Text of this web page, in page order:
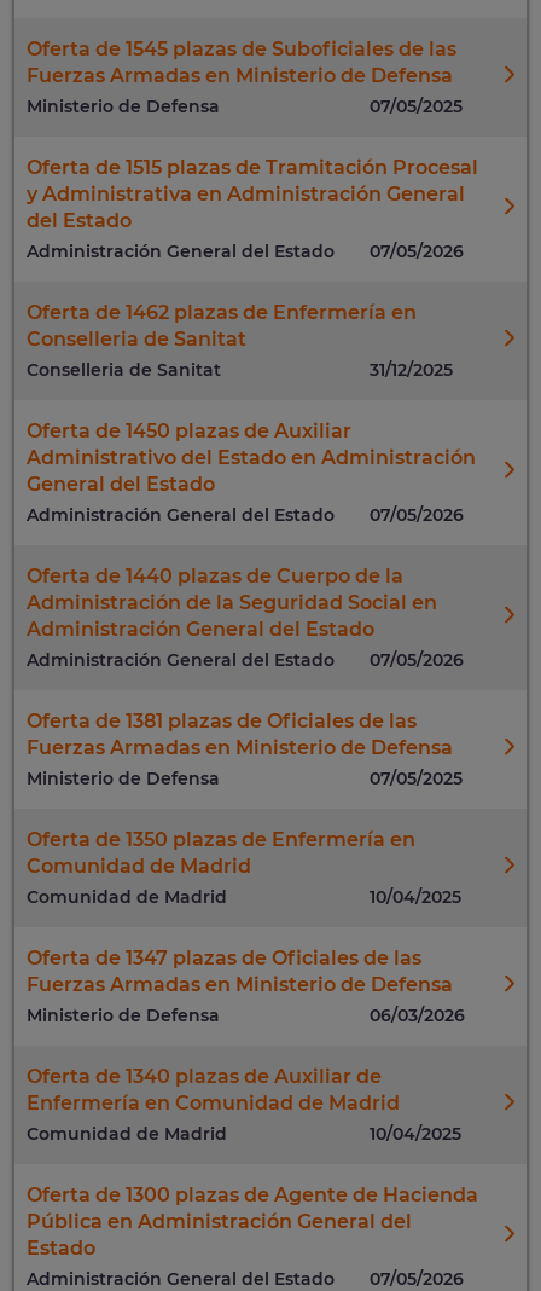
Oferta de 1545 plazas de Suboficiales de las
Fuerzas Armadas en Ministerio de Defensa
Ministerio de Defensa 07/05/2025
Oferta de 1515 plazas de Tramitación Procesal
y Administrativa en Administración General
del Estado
Administración General del Estado 07/05/2026
Oferta de 1462 plazas de Enfermería en
Conselleria de Sanitat
Conselleria de Sanitat 31/12/2025
Oferta de 1450 plazas de Auxiliar
Administrativo del Estado en Administración
General del Estado
Administración General del Estado 07/05/2026
Oferta de 1440 plazas de Cuerpo de la
Administración de la Seguridad Social en
Administración General del Estado
Administración General del Estado 07/05/2026
Oferta de 1381 plazas de Oficiales de las
Fuerzas Armadas en Ministerio de Defensa
Ministerio de Defensa 07/05/2025
Oferta de 1350 plazas de Enfermería en
Comunidad de Madrid
Comunidad de Madrid 10/04/2025
Oferta de 1347 plazas de Oficiales de las
Fuerzas Armadas en Ministerio de Defensa
Ministerio de Defensa 06/03/2026
Oferta de 1340 plazas de Auxiliar de
Enfermería en Comunidad de Madrid
Comunidad de Madrid 10/04/2025
Oferta de 1300 plazas de Agente de Hacienda
Pública en Administración General del
Estado
Administración General del Estado 07/05/2026